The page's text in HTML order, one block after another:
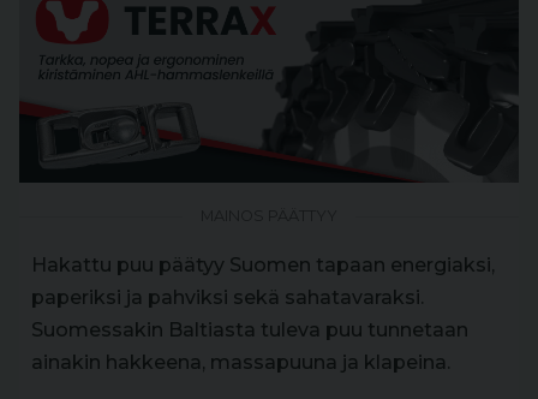
Hakattu puu päätyy Suomen tapaan energiaksi,
paperiksi ja pahviksi sekä sahatavaraksi.
Suomessakin Baltiasta tuleva puu tunnetaan
ainakin hakkeena, massapuuna ja klapeina.